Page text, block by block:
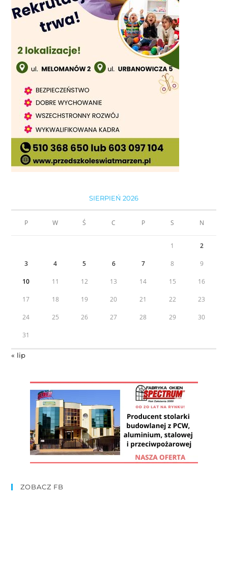
SIERPIEŃ 2026
P W Ś C P S N
1 2
3 4 5 6 7 8 9
10 11 12 13 14 15 16
17 18 19 20 21 22 23
24 25 26 27 28 29 30
31
« lip
ZOBACZ FB